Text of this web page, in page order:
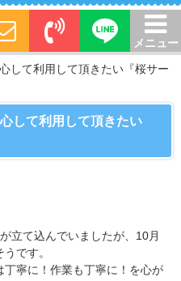
メニュー
して利用して頂きたい『桜サー
して利用して頂きたい
立て込んでいましたが、10月
です。
寧に！作業も丁寧に！を心が